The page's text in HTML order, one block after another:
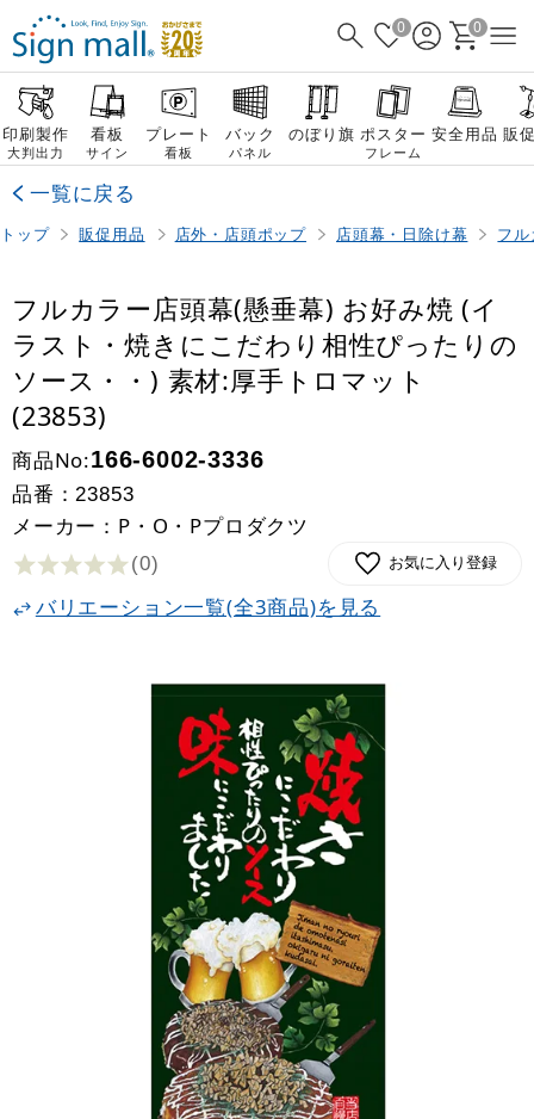
0 0
印刷製作
大判出力
看板
サイン
プレート
看板
バック
パネル
のぼり旗 ポスター
フレーム
安全用品 販
一覧に戻る
トップ 販促用品 店外・店頭ポップ 店頭幕・日除け幕 フ
フルカラー店頭幕(懸垂幕) お好み焼 (イ
ラスト・焼きにこだわり相性ぴったりの
ソース・・) 素材:厚手トロマット
(23853)
商品No:166-6002-3336
品番：23853
メーカー：P・O・Pプロダクツ
(0) お気に入り登録
バリエーション一覧(全3商品)を見る